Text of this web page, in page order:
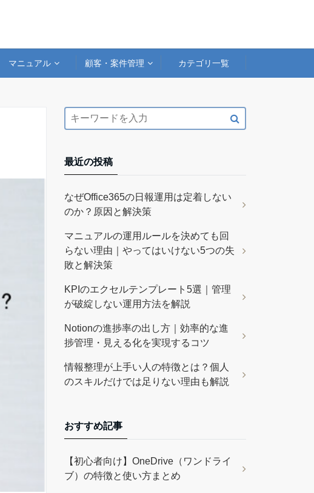
マニュアル 顧客・案件管理 カテゴリ一覧
最近の投稿
なぜOffice365の日報運用は定着しない
のか？原因と解決策
マニュアルの運用ルールを決めても回
らない理由｜やってはいけない5つの失
敗と解決策
KPIのエクセルテンプレート5選｜管理
が破綻しない運用方法を解説
Notionの進捗率の出し方｜効率的な進
捗管理・見える化を実現するコツ
情報整理が上手い人の特徴とは？個人
のスキルだけでは足りない理由も解説
おすすめ記事
【初心者向け】OneDrive（ワンドライ
ブ）の特徴と使い方まとめ